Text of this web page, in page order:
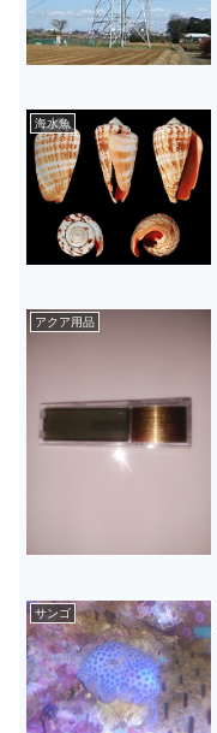
海水魚
アクア用品
サンゴ